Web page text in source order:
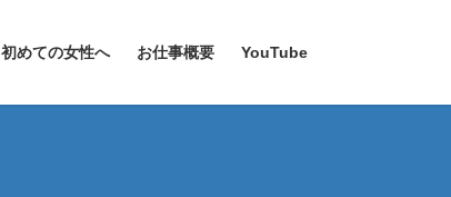
初めての女性へ お仕事概要 YouTube